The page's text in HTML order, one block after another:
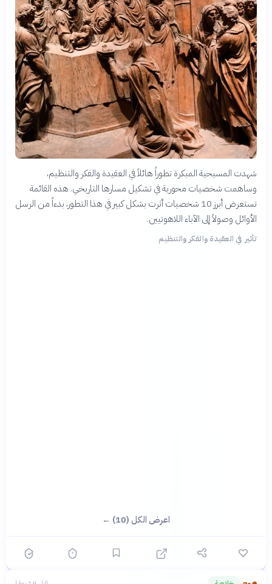
شهدت المسيحية المبكرة تطوراً هائلاً في العقيدة والفكر والتنظيم،
وساهمت شخصيات محورية في تشكيل مسارها التاريخي. هذه القائمة
تستعرض أبرز 10 شخصيات أثرت بشكل كبير في هذا التطور، بدءاً من الرسل
الأوائل وصولاً إلى الآباء اللاهوتيين.
تأثير في العقيدة والفكر والتنظيم
اعرض الكل (10) ←